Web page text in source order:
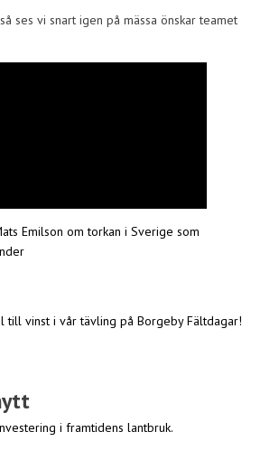
ses vi snart igen på mässa önskar teamet
Emilson om torkan i Sverige som
till vinst i vår tävling på Borgeby Fältdagar!
i framtidens lantbruk.